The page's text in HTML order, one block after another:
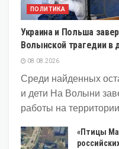
ПОЛИТИКА
Украина и Польша
Волынской трагедии в
08.08.2026
Среди найденных
и дети На Волыни
работы на
«Птицы